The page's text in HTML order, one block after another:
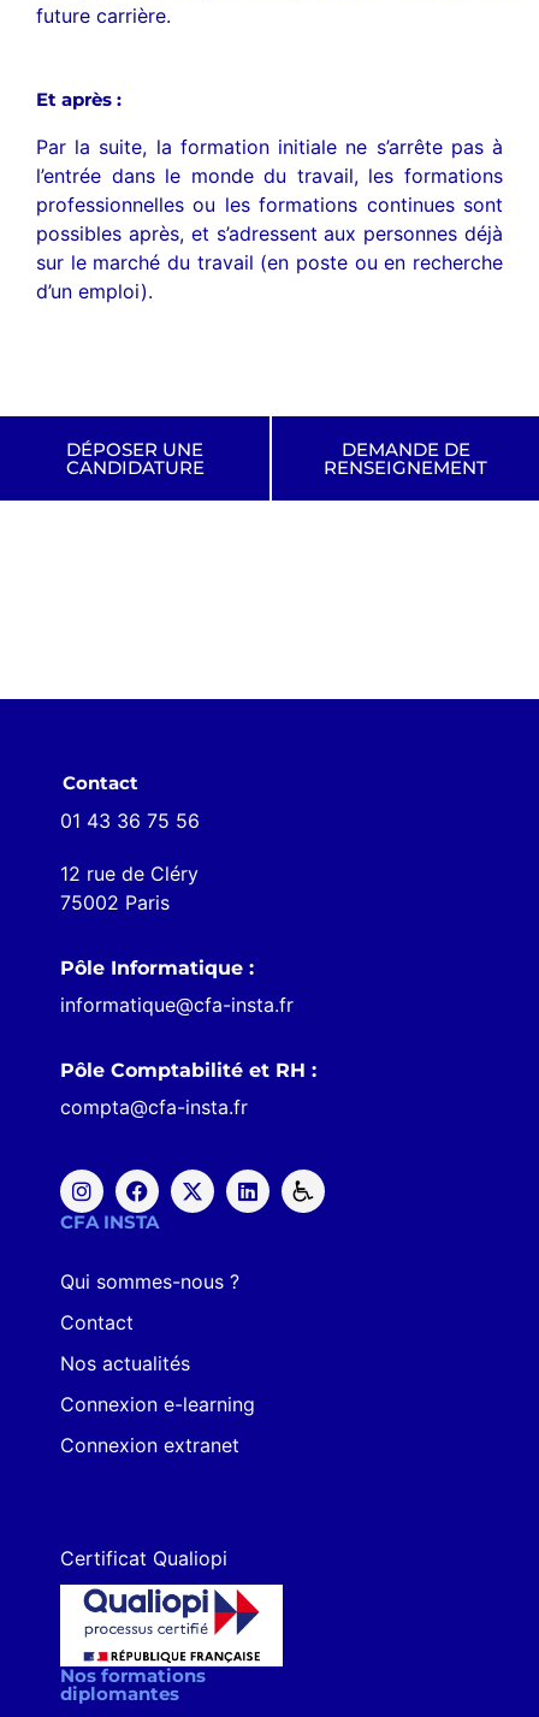
future carrière.
Et après :
Par la suite, la formation initiale ne s’arrête pas à
l’entrée dans le monde du travail, les formations
professionnelles ou lesformations continuessont
possibles après, et s’adressent aux personnes déjà
sur le marché du travail (en poste ou en recherche
d’un emploi).
DÉPOSER UNE
CANDIDATURE
DEMANDE DE
RENSEIGNEMENT
Contact
01 43 36 75 56
12 rue de Cléry
75002 Paris
Pôle Informatique :
informatique@cfa-insta.fr
Pôle Comptabilité et RH :
compta@cfa-insta.fr
CFA INSTA
Qui sommes-nous ?
Contact
Nos actualités
Connexion e-learning
Connexion extranet
Certificat Qualiopi
Nos formations
diplomantes